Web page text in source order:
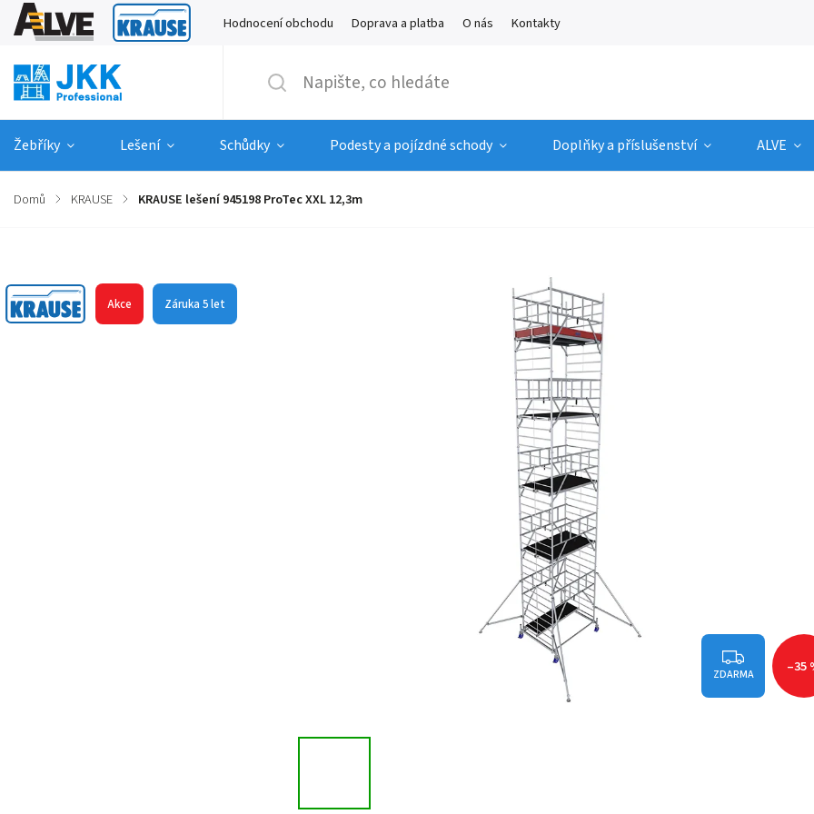
Hodnocení obchodu Doprava a platba O nás Kontakty
Žebříky Lešení Schůdky Podesty a pojízdné schody Doplňky a příslušenství ALVE
Domů / KRAUSE / KRAUSE lešení 945198 ProTec XXL 12,3m
Akce Záruka 5 let
ZDARMA –35